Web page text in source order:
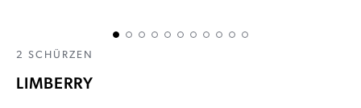
2 SCHÜRZEN
LIMBERRY